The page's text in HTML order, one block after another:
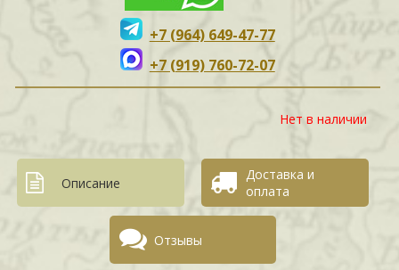
+7 (964) 649-47-77
+7 (919) 760-72-07
Нет в наличии
Описание
Доставка и
оплата
Отзывы